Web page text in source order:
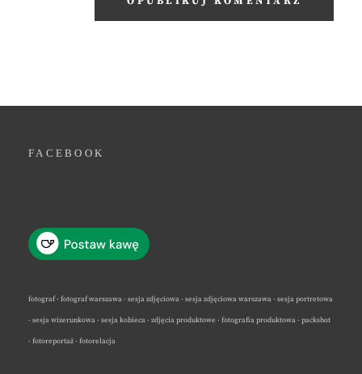
FACEBOOK
fotograf · fotograf warszawa · sesja zdjęciowa · sesja zdjęciowa warszawa · sesja portretowa
· sesja wizerunkowa · sesja kobieca · zdjęcia produktowe · fotografia produktowa · packshot
· fotoreportaż · fotorelacja